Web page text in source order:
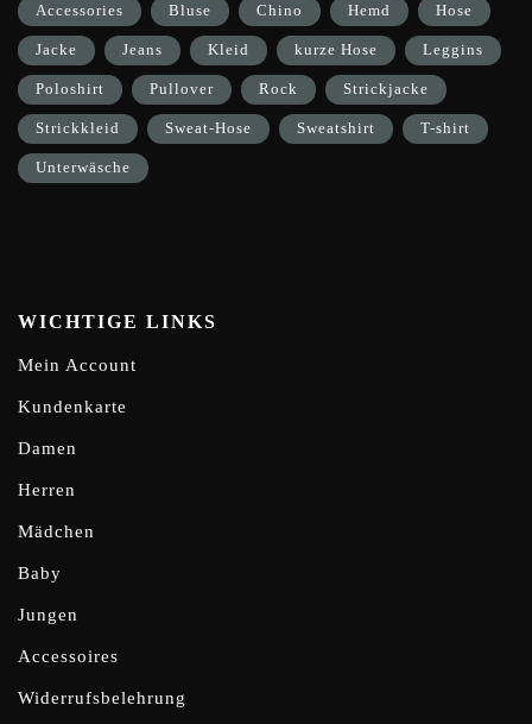
Accessories Bluse Chino Hemd Hose
Jacke Jeans Kleid kurze Hose Leggins
Poloshirt Pullover Rock Strickjacke
Strickkleid Sweat-Hose Sweatshirt T-shirt
Unterwäsche
WICHTIGE LINKS
Mein Account
Kundenkarte
Damen
Herren
Mädchen
Baby
Jungen
Accessoires
Widerrufsbelehrung